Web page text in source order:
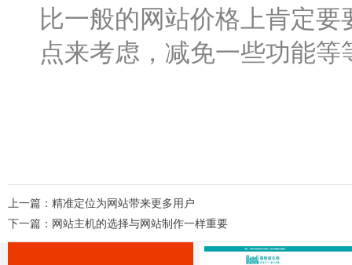
比一般的网站价格上肯定
点来考虑，减免一些功能等
上一篇： 精准定位为网站带来更多用户
下一篇： 网站主机的选择与网站制作一样重要